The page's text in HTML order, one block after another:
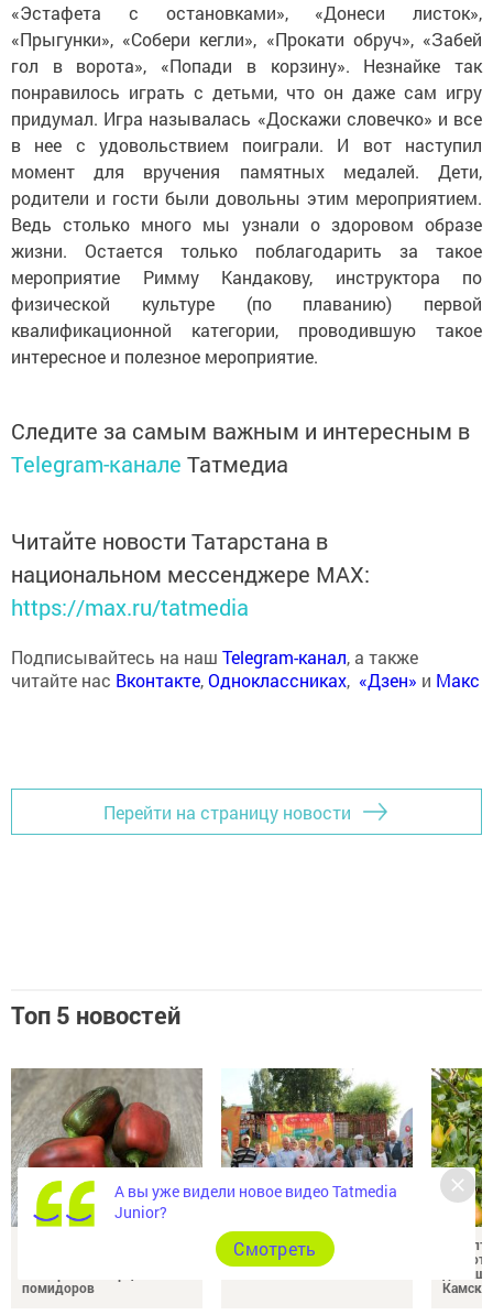
«Эстафета с остановками», «Донеси листок»,
«Прыгунки», «Собери кегли», «Прокати обруч», «Забей
гол в ворота», «Попади в корзину». Незнайке так
понравилось играть с детьми, что он даже сам игру
придумал. Игра называлась «Доскажи словечко» и все
в нее с удовольствием поиграли. И вот наступил
момент для вручения памятных медалей. Дети,
родители и гости были довольны этим мероприятием.
Ведь столько много мы узнали о здоровом образе
жизни. Остается только поблагодарить за такое
мероприятие Римму Кандакову, инструктора по
физической культуре (по плаванию) первой
квалификационной категории, проводившую такое
интересное и полезное мероприятие.
Следите за самым важным и интересным в
Telegram-канале Татмедиа
Читайте новости Татарстана в
национальном мессенджере MАХ:
https://max.ru/tatmedia
Подписывайтесь на наш Telegram-канал, а также
читайте нас Вконтакте,Одноклассниках, «Дзен» и Макс
Перейти на страницу новости
Топ 5 новостей
помидоров
День двора в Камских
Полянах: как прошел
А вы уже видели новое видео Tatmedia
Junior?
Cмотреть